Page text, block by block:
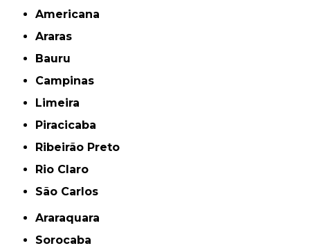
Americana
Araras
Bauru
Campinas
Limeira
Piracicaba
Ribeirão Preto
Rio Claro
São Carlos
Araraquara
Sorocaba